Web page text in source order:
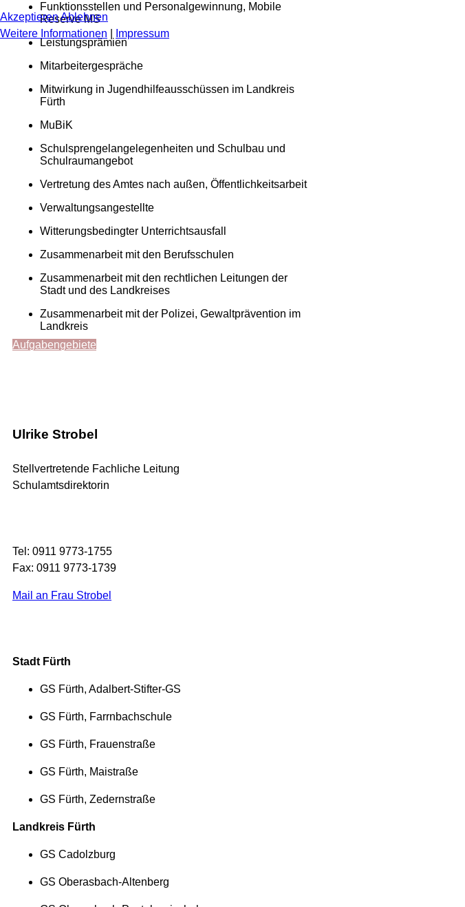
Funktionsstellen und Personalgewinnung, Mobile
Reserve MS
Leistungsprämien
Mitarbeitergespräche
Mitwirkung in Jugendhilfeausschüssen im Landkreis
Fürth
MuBiK
Schulsprengelangelegenheiten und Schulbau und
Schulraumangebot
Vertretung des Amtes nach außen, Öffentlichkeitsarbeit
Verwaltungsangestellte
Witterungsbedingter Unterrichtsausfall
Zusammenarbeit mit den Berufsschulen
Zusammenarbeit mit den rechtlichen Leitungen der
Stadt und des Landkreises
Zusammenarbeit mit der Polizei, Gewaltprävention im
Landkreis
Aufgabengebiete
Ulrike Strobel
Stellvertretende Fachliche Leitung
Schulamtsdirektorin
Tel: 0911 9773-1755
Fax: 0911 9773-1739
Mail an Frau Strobel
Stadt Fürth
GS Fürth, Adalbert-Stifter-GS
GS Fürth, Farrnbachschule
GS Fürth, Frauenstraße
GS Fürth, Maistraße
GS Fürth, Zedernstraße
Landkreis Fürth
GS Cadolzburg
GS Oberasbach-Altenberg
AkzeptierenAblehnen
Weitere Informationen
Impressum